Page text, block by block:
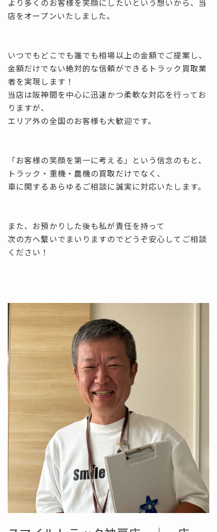
より多くのお客様を笑顔にしたいという想いから、当
店をオープンいたしました。
いつでもどこでも誰でも相場以上の金額でご提案し、
金額だけでない絶対的な信頼ができるトラック買取業
者を実現します！
当店は阪神間を中心に迅速かつ柔軟な対応を行ってお
りますが、
エリア外の全国のお客様も大歓迎です。
「お客様の笑顔を第一に考える」という信念のもと、
トラック・重機・農機の買取だけでなく、
車に関するあらゆるご相談に誠実に対応いたします。
また、お預かりした後も私が責任を持って
次の方へ繋いでまいりますのでどうぞ安心してご相談
ください！